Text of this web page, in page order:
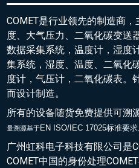
COMET是行业领先的制造商
度、大气压力、二氧化碳变送
数据采集系统，温度计，湿度
集系统，湿度、温度、二氧化
度计，气压计，二氧化碳表。
而设计制造。
所有的设备随货免费提供可溯
量溯源基于EN ISO/IEC 17025标准要求
广州虹科电子科技有限公司是
COMET中国的身份处理